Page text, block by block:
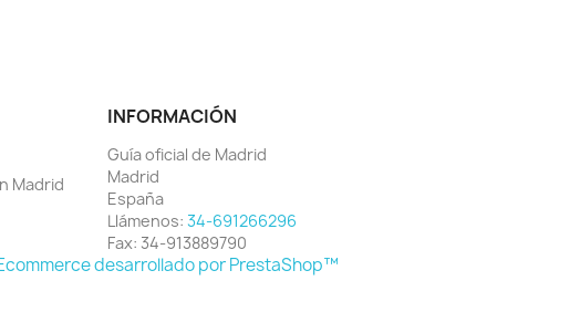
Madrid
INFORMACIÓN
Guía oficial de Madrid
Madrid
España
Llámenos: 34-691266296
Fax: 34-913889790
desarrollado por PrestaShop™